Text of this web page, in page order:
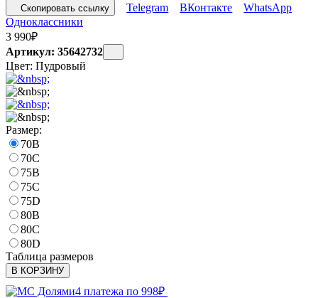
Скопировать ссылку Telegram ВКонтакте
WhatsApp
Одноклассники
3 990₽
Артикул: 35642732
Цвет: Пудровый
Размер:
70B
70C
75B
75C
75D
80B
80C
80D
Таблица размеров
В КОРЗИНУ
4 платежа по 998₽